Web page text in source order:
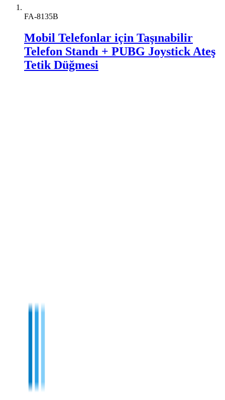
FA-8135B
Mobil Telefonlar için Taşınabilir
Telefon Standı + PUBG Joystick Ateş
Tetik Düğmesi